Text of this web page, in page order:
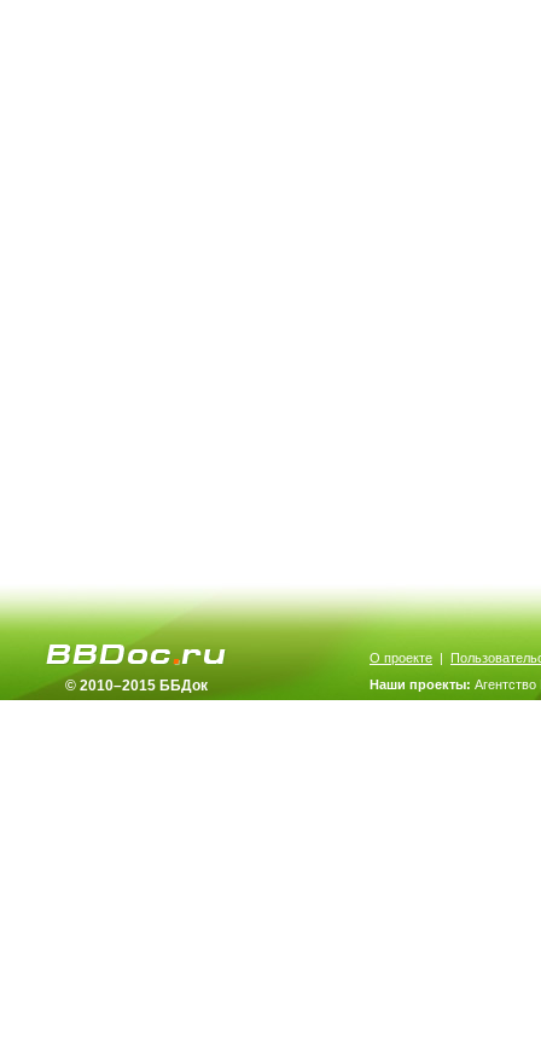
© 2010–2015 ББДок
О проекте |
Наши проекты: